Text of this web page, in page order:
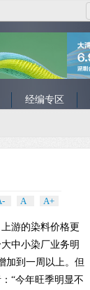
经编专区
A A+
游的染料价格更
中小染厂业务明
加到一周以上。但
“今年旺季明显不